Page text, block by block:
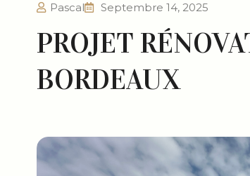
Pascal Septembre 14, 2025
PROJET
BORDEAUX